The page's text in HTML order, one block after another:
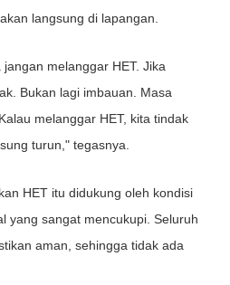
langsung di lapangan.
melanggar HET. Jika
Bukan lagi imbauan. Masa
melanggar HET, kita tindak
turun," tegasnya.
HET itu didukung oleh kondisi
yang sangat mencukupi. Seluruh
aman, sehingga tidak ada